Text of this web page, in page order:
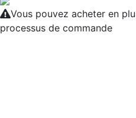
Vous pouvez acheter en
processus de commande